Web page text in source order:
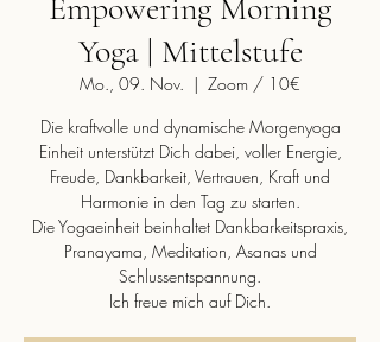
Empowering Morning
Yoga | Mittelstufe
Mo., 09. Nov.
  |
Zoom / 10€
Die kraftvolle und dynamische Morgenyoga
Einheit unterstützt Dich dabei, voller Energie,
Freude, Dankbarkeit, Vertrauen, Kraft und
Harmonie in den Tag zu starten.
Die Yogaeinheit beinhaltet Dankbarkeitspraxis,
Pranayama, Meditation, Asanas und
Schlussentspannung.
Ich freue mich auf Dich.